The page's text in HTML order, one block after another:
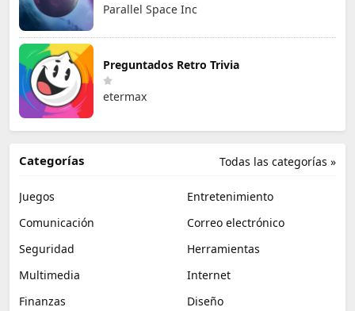
Parallel Space Inc
Preguntados Retro Trivia
etermax
Todas las categorías »
Categorías
Juegos
Entretenimiento
Comunicación
Correo electrónico
Seguridad
Herramientas
Multimedia
Internet
Finanzas
Diseño